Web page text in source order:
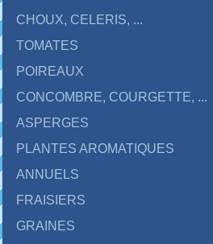
CHOUX, CELERIS, ...
TOMATES
POIREAUX
CONCOMBRE, COURGETTE, ...
ASPERGES
PLANTES AROMATIQUES
ANNUELS
FRAISIERS
GRAINES